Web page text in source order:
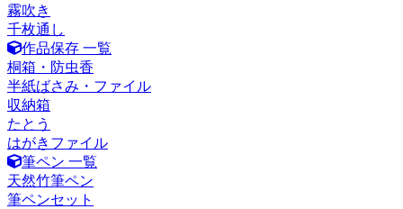
霧吹き
千枚通し
作品保存 一覧
桐箱・防虫香
半紙ばさみ・ファイル
収納箱
たとう
はがきファイル
筆ペン 一覧
天然竹筆ペン
筆ペンセット